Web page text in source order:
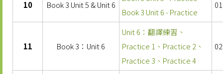
10 Book 3 Unit 5 & Unit 6
Book 3 Unit 6 - Practice
11 Book 3：Unit 6
Unit 6：翻譯練習、
Practice 1、Practice 2、
Practice 3、Practice 4